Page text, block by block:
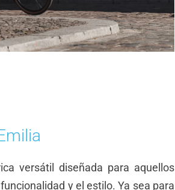
versátil diseñada para aquellos
y el estilo. Ya sea para